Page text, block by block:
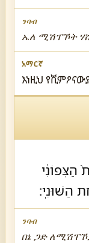
ኤለ ሚሽፐኾት
እነዚህ
הַשּׁוּנִֽי׃
በኔ ጋድ